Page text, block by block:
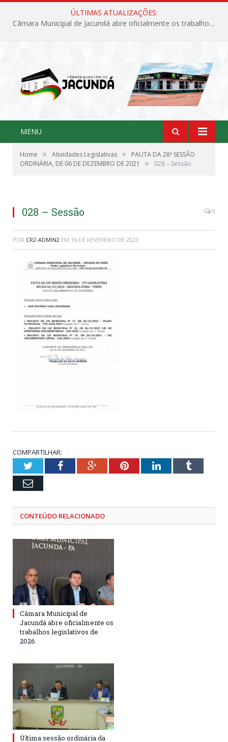
ÚLTIMAS ATUALIZAÇÕES:
Câmara Municipal de Jacundá abre oficialmente os trabalhos legislativos de 2026
MENU
Home » Atividades Legislativas »
PAUTA DA 28ª SESSÃO
ORDINÁRIA, DE 06 DE DEZEMBRO DE 2021
» 028 – Sessão
028 – Sessão 0
POR CR2-ADMIN2 EM 16 DE FEVEREIRO DE 2022
COMPARTILHAR:
TwitterFacebookGoogle+PinterestLinkedInTumblr
Email
CONTEÚDO RELACIONADO
Câmara Municipal de
Jacundá abre oficialmente os
trabalhos legislativos de
2026
Última sessão ordinária da